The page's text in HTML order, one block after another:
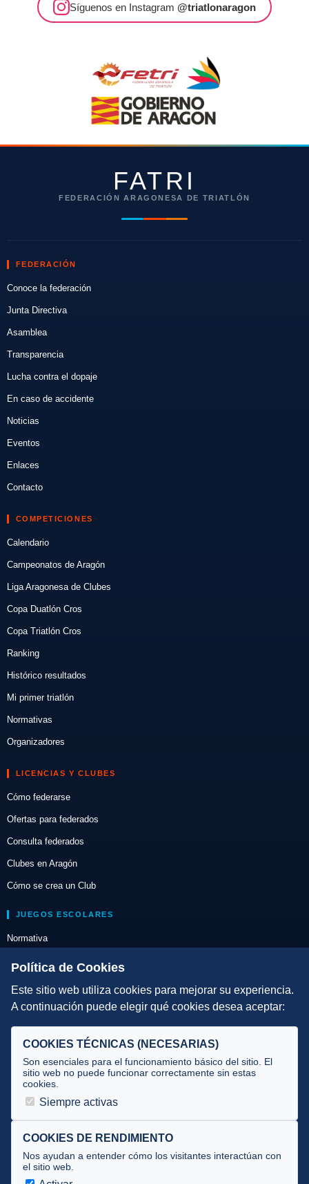
Síguenos en Instagram @triatlonaragon
FATRI
FEDERACIÓN ARAGONESA DE TRIATLÓN
FEDERACIÓN
Conoce la federación
Junta Directiva
Asamblea
Transparencia
Lucha contra el dopaje
En caso de accidente
Noticias
Eventos
Enlaces
Contacto
COMPETICIONES
Calendario
Campeonatos de Aragón
Liga Aragonesa de Clubes
Copa Duatlón Cros
Copa Triatlón Cros
Ranking
Histórico resultados
Mi primer triatlón
Normativas
Organizadores
LICENCIAS Y CLUBES
Cómo federarse
Ofertas para federados
Consulta federados
Clubes en Aragón
Cómo se crea un Club
JUEGOS ESCOLARES
Normativa
Escuelas de Triatlón
DIRECCIÓN TÉCNICA
Selecciones
Tecnificación
JUECES Y OFICIALES
Documentos
Cursos
Circulares oficiales
Política de Cookies
Este sitio web utiliza cookies para mejorar su experiencia.
A continuación puede elegir qué cookies desea aceptar:
COOKIES TÉCNICAS (NECESARIAS)
Son esenciales para el funcionamiento básico del sitio. El
sitio web no puede funcionar correctamente sin estas
cookies.
Siempre activas
COOKIES DE RENDIMIENTO
Nos ayudan a entender cómo los visitantes interactúan con
el sitio web.